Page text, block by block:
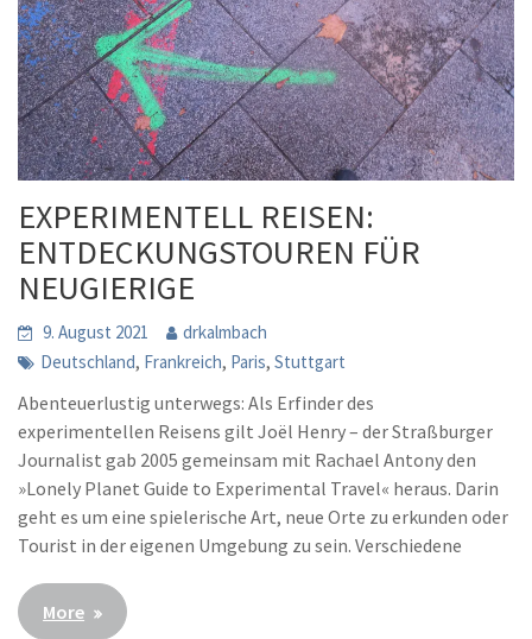
EXPERIMENTELL REISEN:
ENTDECKUNGSTOUREN FÜR
NEUGIERIGE
9. August 2021
drkalmbach
Deutschland, Frankreich, Paris,Stuttgart
Abenteuerlustig unterwegs: Als Erfinder des
experimentellen Reisens gilt Joël Henry – der Straßburger
Journalist gab 2005 gemeinsam mit Rachael Antony den
»Lonely Planet Guide to Experimental Travel« heraus. Darin
geht es um eine spielerische Art, neue Orte zu erkunden oder
Tourist in der eigenen Umgebung zu sein. Verschiedene
More